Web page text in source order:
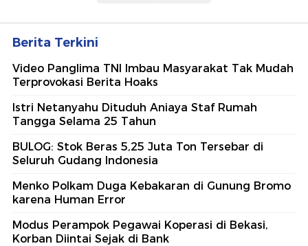
Berita Terkini
Video Panglima TNI Imbau Masyarakat Tak Mudah
Terprovokasi Berita Hoaks
Istri Netanyahu Dituduh Aniaya Staf Rumah
Tangga Selama 25 Tahun
BULOG: Stok Beras 5,25 Juta Ton Tersebar di
Seluruh Gudang Indonesia
Menko Polkam Duga Kebakaran di Gunung Bromo
karena Human Error
Modus Perampok Pegawai Koperasi di Bekasi,
Korban Diintai Sejak di Bank